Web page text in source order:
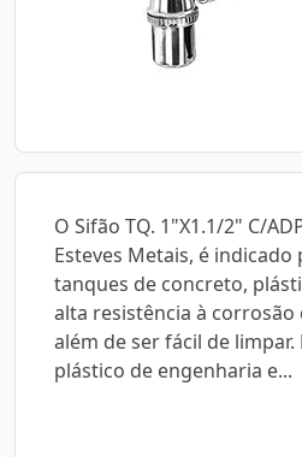
O Sifão TQ. 1"X1.1/2" C/
Esteves Metais, é indicado
tanques de concreto,
alta resistência à corrosão
além de ser fácil de
plástico de engenharia e...